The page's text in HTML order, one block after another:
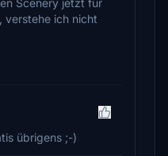
Scenery jetzt für
verstehe ich nicht
übrigens ;-)